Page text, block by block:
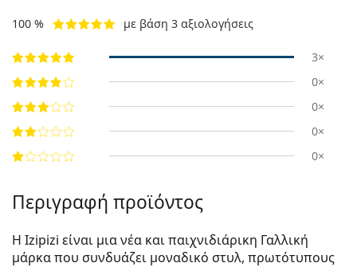
100 % με βάση 3 αξιολογήσεις
3×
0×
0×
0×
0×
Περιγραφή προϊόντος
Η Izipizi είναι μια νέα και παιχνιδιάρικη Γαλλική
μάρκα που συνδυάζει μοναδικό στυλ, πρωτότυπους